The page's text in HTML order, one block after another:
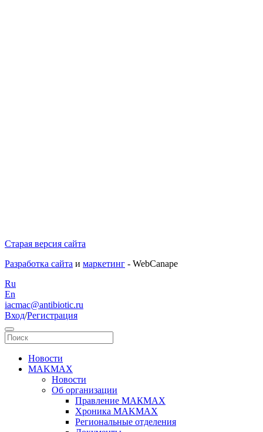
Старая версия сайта
Разработка сайта и маркетинг - WebCanape
Ru
En
iacmac@antibiotic.ru
Вход/Регистрация
Новости
MAKMAX
Новости
Об организации
Правление МАКМАХ
Хроника MAKMAX
Региональные отделения